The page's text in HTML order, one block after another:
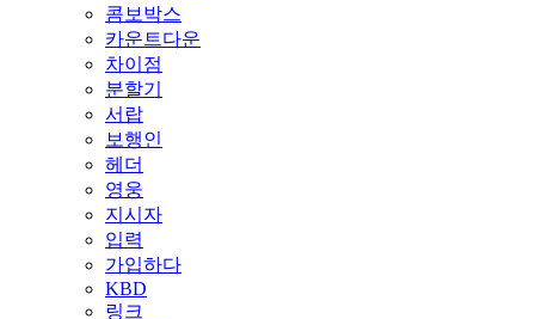
콤보박스
카운트다운
차이점
분할기
서랍
보행인
헤더
영웅
지시자
입력
가입하다
KBD
링크